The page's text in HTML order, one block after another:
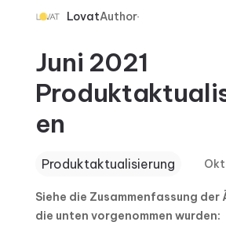
LovatAuthor
Juni 2021
en
Produktaktualisierung
Siehe die Zusammenfassung der
die unten vorgenommen wurden: